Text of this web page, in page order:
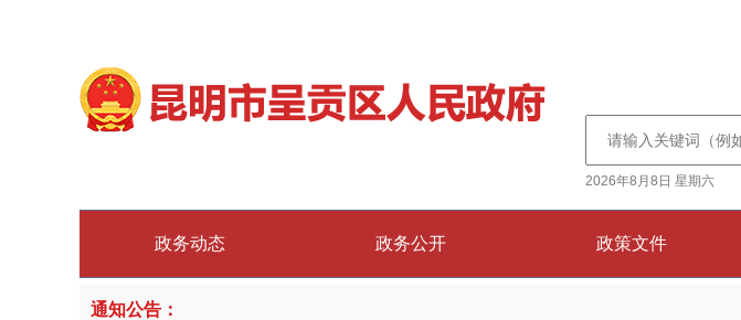
2026年8月8日 星期六
政务动态 政务公开 政策文件
通知公告：